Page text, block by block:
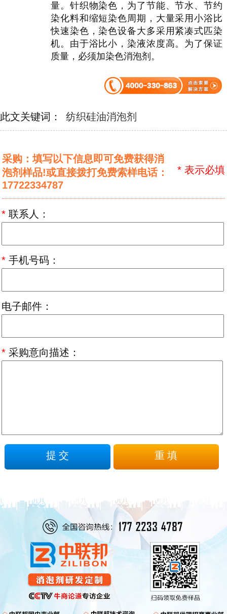
量。针织物染色，为了节能、节水、节约
染化料和缩短染色周期，大量采用小浴比
快速染色，染色设备大多采用紧凑式匹染
机。由于浴比小，染液浓度高。为了保证
质量，必须加染色消泡剂。
此文关键词： 纺织硅油消泡剂
* 表示必填
采购：填写以下信息即可免费获得消
泡剂样品!或直接拨打免费索样电话：
17722334787
* 联系人：
* 手机号码：
电子邮件：
* 采购意向描述：